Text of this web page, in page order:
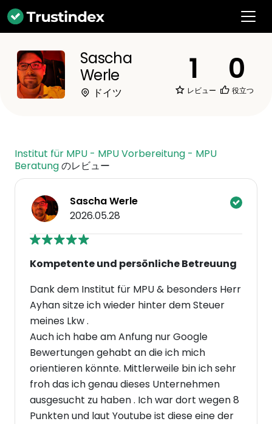
Sascha
Werle
ドイツ
1
レビュー
0
役立つ
Institut für MPU - MPU Vorbereitung - MPU
Beratungのレビュー
Sascha Werle
2026.05.28
Kompetente und persönliche Betreuung
Dank dem Institut für MPU & besonders Herr
Ayhan sitze ich wieder hinter dem Steuer
meines Lkw .
Auch ich habe am Anfung nur Google
Bewertungen gehabt an die ich mich
orientieren könnte. Mittlerweile bin ich sehr
froh das ich genau dieses Unternehmen
ausgesucht zu haben . Ich war dort wegen 8
Punkten und laut Youtube ist diese eine der